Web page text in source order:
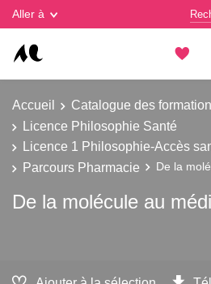
Aller à
Accueil Catalogue des
Licence Philosophie Santé
Licence 1 Philosophie-Accès
Parcours Pharmacie
De la
De la molécule au
Gestion des cookies